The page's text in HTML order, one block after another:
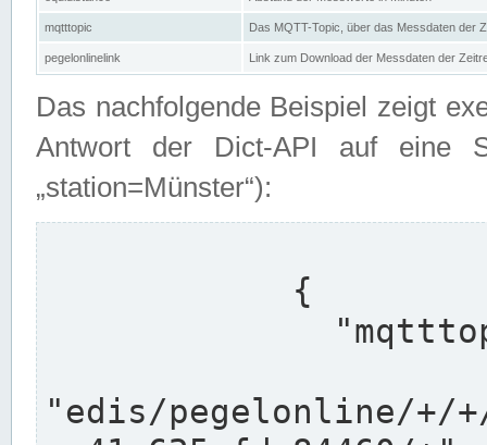
mqtttopic Das MQTT-Topic, über das Messdaten der
pegelonlinelink Link zum Download der Messdaten der
Das nachfolgende Beispiel zeigt
Antwort der Dict-API auf eine
„station=Münster“):
"edis/pegelonline/+/